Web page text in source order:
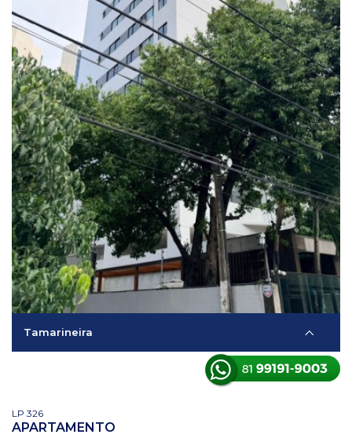
Tamarineira
LP 326
APARTAMENTO